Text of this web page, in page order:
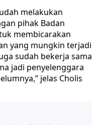
melakukan
pihak Badan
membicarakan
yang mungkin terjadi
sudah bekerja sama
jadi penyelenggara
jelas Cholis